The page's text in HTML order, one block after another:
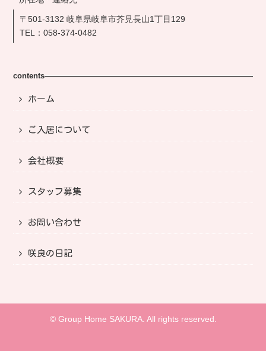
〒501-3132 岐阜県岐阜市芥見長山1丁目129
TEL：058-374-0482
contents
ホーム
ご入居について
会社概要
スタッフ募集
お問い合わせ
咲良の日記
© Group Home SAKURA. All rights reserved.